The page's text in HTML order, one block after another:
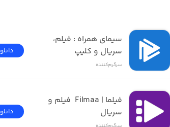
سریال و کلیپ
سرگرم‌کننده
سریال